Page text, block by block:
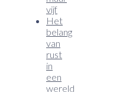
vijf
Het
belang
van
rust
in
een
wereld